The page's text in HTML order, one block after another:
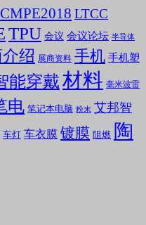
CMPE2018 LTCC
TPU 会议 会议论坛 半导体
绍 展商资料 手机 手机塑
能穿戴材料 毫米波雷
电 笔记本电脑 粉末 艾邦智
车灯 车衣膜 镀膜 阻燃 陶